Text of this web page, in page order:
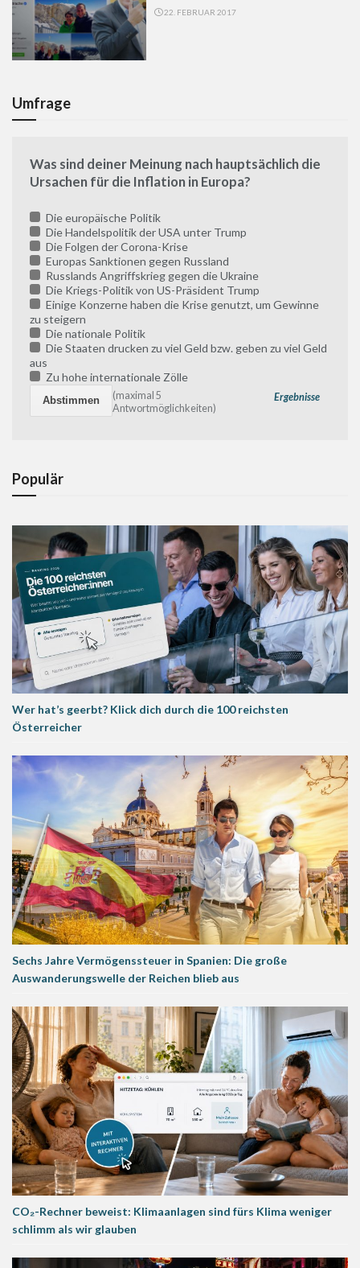
22. FEBRUAR 2017
Umfrage
Was sind deiner Meinung nach hauptsächlich die
Ursachen für die Inflation in Europa?
Die europäische Politik
Die Handelspolitik der USA unter Trump
Die Folgen der Corona-Krise
Europas Sanktionen gegen Russland
Russlands Angriffskrieg gegen die Ukraine
Die Kriegs-Politik von US-Präsident Trump
Einige Konzerne haben die Krise genutzt, um Gewinne
zu steigern
Die nationale Politik
Die Staaten drucken zu viel Geld bzw. geben zu viel Geld
aus
Zu hohe internationale Zölle
Ergebnisse
(maximal 5
Antwortmöglichkeiten)
Populär
Wer hat’s geerbt? Klick dich durch die 100 reichsten
Österreicher
Sechs Jahre Vermögenssteuer in Spanien: Die große
Auswanderungswelle der Reichen blieb aus
CO₂-Rechner beweist: Klimaanlagen sind fürs Klima weniger
schlimm als wir glauben